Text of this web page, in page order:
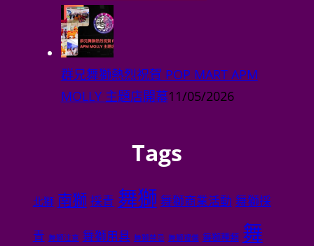
舞獅種類 舞獅表演
醒獅 醒獅採青
Social Icons
Gallery